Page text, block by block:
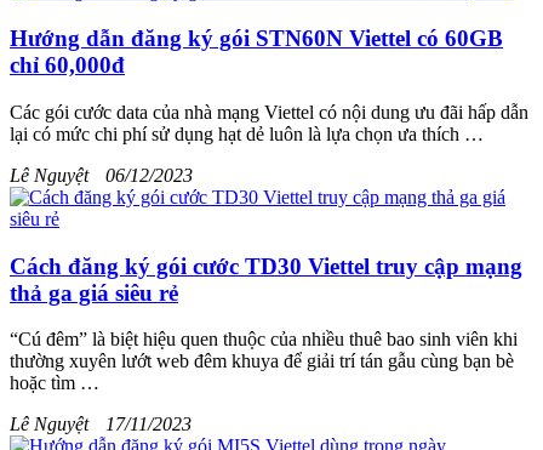
Hướng dẫn đăng ký gói STN60N Viettel có 60GB
chỉ 60,000đ
Các gói cước data của nhà mạng Viettel có nội dung ưu đãi hấp dẫn
lại có mức chi phí sử dụng hạt dẻ luôn là lựa chọn ưa thích …
Lê Nguyệt
06/12/2023
Cách đăng ký gói cước TD30 Viettel truy cập mạng
thả ga giá siêu rẻ
“Cú đêm” là biệt hiệu quen thuộc của nhiều thuê bao sinh viên khi
thường xuyên lướt web đêm khuya để giải trí tán gẫu cùng bạn bè
hoặc tìm …
Lê Nguyệt
17/11/2023